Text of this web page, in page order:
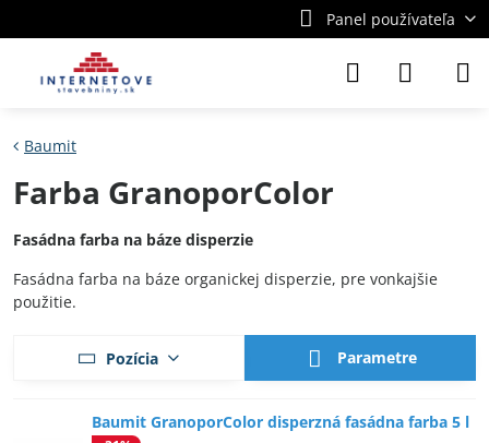
Panel používateľa
Baumit
Farba GranoporColor
Fasádna farba na báze disperzie
Fasádna farba na báze organickej disperzie, pre vonkajšie
použitie.
Pozícia Parametre
Baumit GranoporColor disperzná fasádna farba 5 l